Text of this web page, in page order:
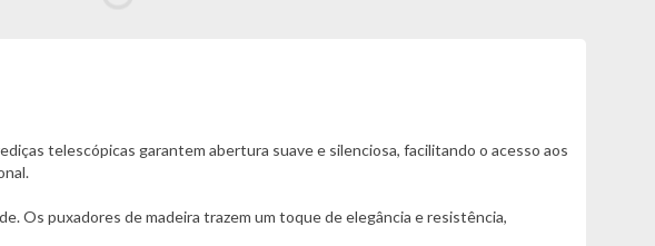
telescópicas garantem abertura suave e silenciosa, facilitando o acesso aos
Os puxadores de madeira trazem um toque de elegância e resistência,